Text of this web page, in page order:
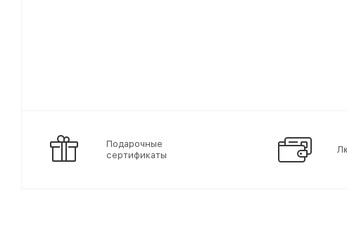
Подарочные
сертификаты